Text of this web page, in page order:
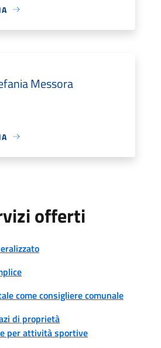
Messora
offerti
come consigliere comunale
di proprietà
per attività sportive